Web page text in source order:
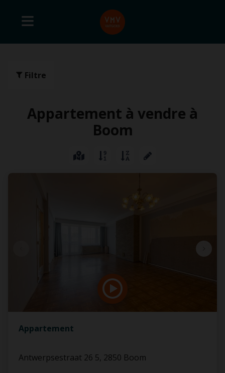
Filtre
Appartement à vendre à
Boom
Appartement
Antwerpsestraat 26 5, 2850 Boom